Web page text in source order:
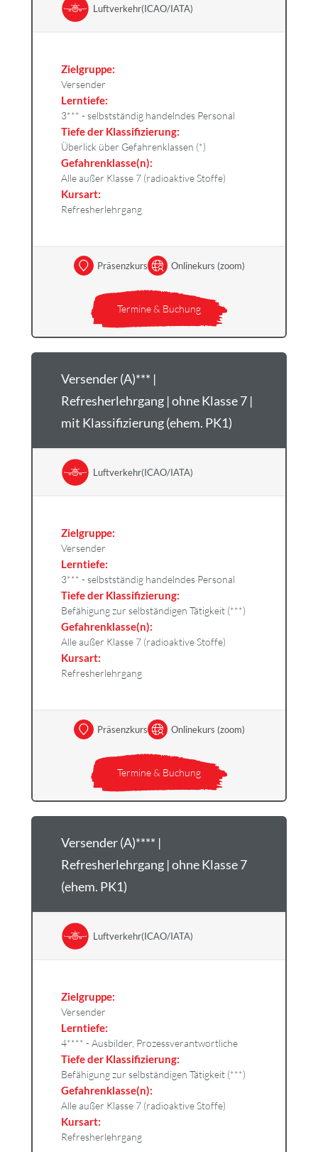
Luftverkehr(ICAO/IATA)
Zielgruppe:
Versender
Lerntiefe:
3*** - selbstständig handelndes Personal
Tiefe der Klassifizierung:
Überlick über Gefahrenklassen (*)
Gefahrenklasse(n):
Alle außer Klasse 7 (radioaktive Stoffe)
Kursart:
Refresherlehrgang
Termine & Buchung
Präsenzkurs Onlinekurs (zoom)
Versender (A)*** |
Refresherlehrgang | ohne Klasse 7 |
mit Klassifizierung (ehem. PK1)
Luftverkehr(ICAO/IATA)
Zielgruppe:
Versender
Lerntiefe:
3*** - selbstständig handelndes Personal
Tiefe der Klassifizierung:
Befähigung zur selbständigen Tätigkeit (***)
Gefahrenklasse(n):
Alle außer Klasse 7 (radioaktive Stoffe)
Kursart:
Refresherlehrgang
Termine & Buchung
Präsenzkurs Onlinekurs (zoom)
Versender (A)**** |
Refresherlehrgang | ohne Klasse 7
(ehem. PK1)
Luftverkehr(ICAO/IATA)
Zielgruppe:
Versender
Lerntiefe:
4**** - Ausbilder, Prozessverantwortliche
Tiefe der Klassifizierung:
Befähigung zur selbständigen Tätigkeit (***)
Gefahrenklasse(n):
Alle außer Klasse 7 (radioaktive Stoffe)
Kursart:
Refresherlehrgang